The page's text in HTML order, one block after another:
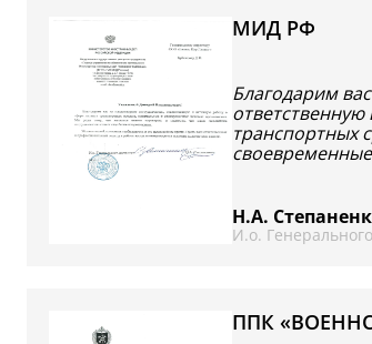
Грузовые автомобили
Спецтехника
Коммерческий транспорт
Автобусы
Возвратный лизинг
МИД РФ
Благодарим
ответственную
транспортных
Н.А.
И.о.
ППК